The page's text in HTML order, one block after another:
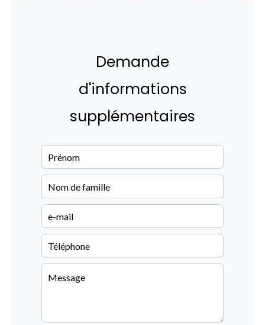
Demande
d'informations
supplémentaires